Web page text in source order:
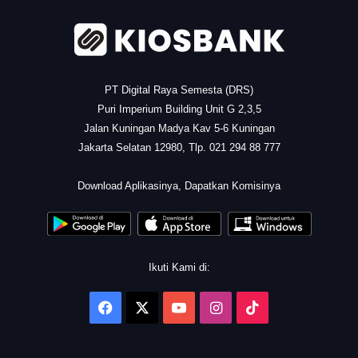
PT Digital Raya Semesta (DRS)
Puri Imperium Building Unit G 2,3,5
Jalan Kuningan Madya Kav 5-6 Kuningan
Jakarta Selatan 12980, Tlp. 021 294 88 777
Download Aplikasinya, Dapatkan Komisinya
Ikuti Kami di:
Facebook YouTubeInstagram